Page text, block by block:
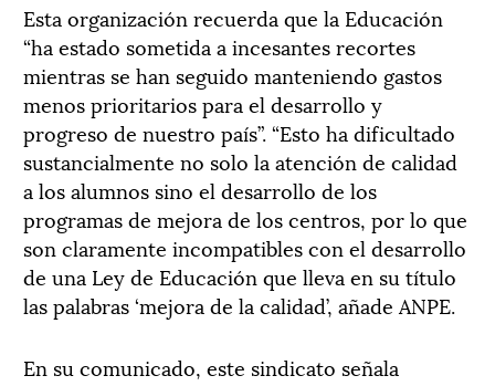
Esta organización recuerda que la Educación
“ha estado sometida a incesantes recortes
mientras se han seguido manteniendo gastos
menos prioritarios para el desarrollo y
progreso de nuestro país”. “Esto ha dificultado
sustancialmente no solo la atención de calidad
a los alumnos sino el desarrollo de los
programas de mejora de los centros, por lo que
son claramente incompatibles con el desarrollo
de una Ley de Educación que lleva en su título
las palabras ‘mejora de la calidad’, añade ANPE.
En su comunicado, este sindicato señala